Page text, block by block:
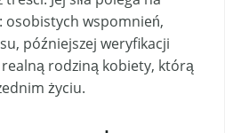
osobistych wspomnień,
późniejszej weryfikacji
rodziną kobiety, którą
życiu.